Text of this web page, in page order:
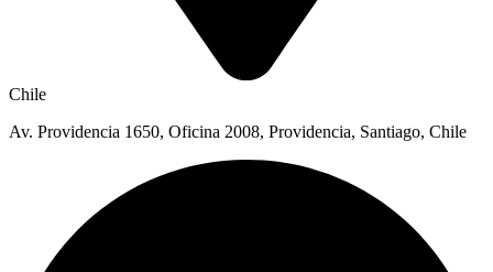
Chile
Av. Providencia 1650, Oficina 2008, Providencia, Santiago, Chile